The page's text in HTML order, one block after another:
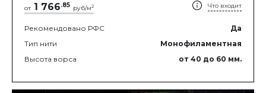
от 1 766.85 руб/м2 Что входит
Рекомендовано РФС
Да
Тип нити
Монофиламентная
Высота ворса
от 40 до 60 мм.